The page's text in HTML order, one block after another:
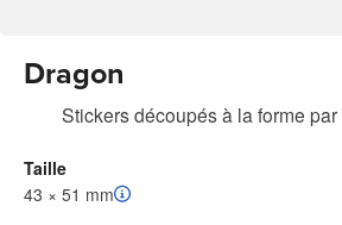
Dragon
Stickers découpés à la forme par
Taille
43 × 51 mm